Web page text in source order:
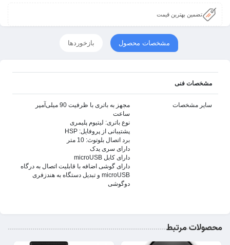
تضمین بهترین قیمت
مشخصات محصول بازخوردها
مشخصات فنی
سایر مشخصات
مجهز به باتری با ظرفیت 90 میلی‌آمپر
ساعت
نوع باتری: لیتیوم پلیمری
پشتیبانی از پروفایل: HSP
برد اتصال بلوتوث: 10 متر
دارای سری یدک
دارای کابل microUSB
دارای گوشی اضافه با قابلیت اتصال به درگاه
microUSB و تبدیل دستگاه به هندزفری
دوگوشی
محصولات مرتبط